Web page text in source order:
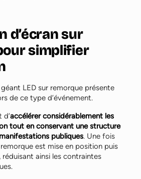
d’écran sur
simplifier
LED sur remorque présente
de ce type d’événement.
d’accélérer considérablement les
tout en conservant une structure
publiques. Une fois
est mise en position puis
ainsi les contraintes